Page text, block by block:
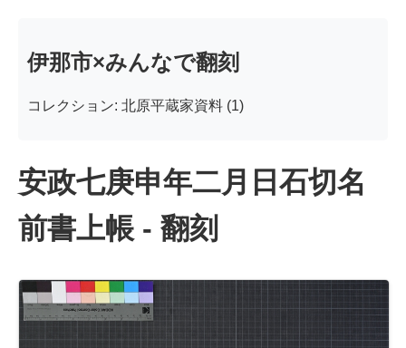
伊那市×みんなで翻刻
コレクション: 北原平蔵家資料 (1)
安政七庚申年二月日石切名
前書上帳 - 翻刻